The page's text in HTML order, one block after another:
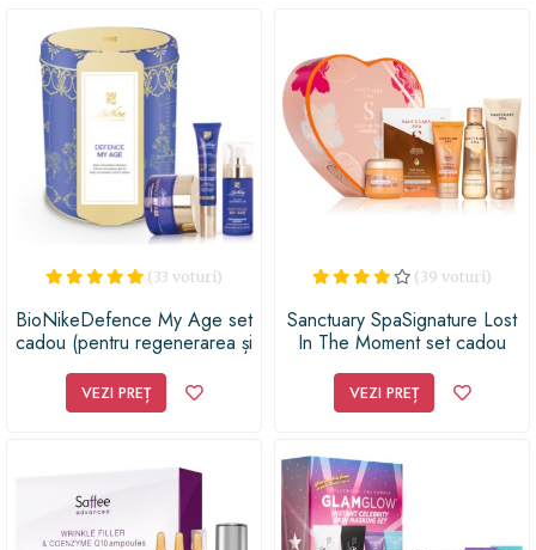
transformă într-un cocon de mătăsime și strălucire, ca
și cum ar fi fost atins de magia zodiei Rac. Așa că, dragă
prieten, dacă vrei să oferi un cadou părului cel drag, nu
căuta mai departe! Uleiul Tratament Reparator pentru
Par Deteriorat - Alfaparf Milano Semi Di Lino
Reconstruction SOS Emergency Oil este alegerea
perfectă pentru a-i aduce bucurie și sănătate. Fă-i acest
cadou și vei fi considerat un adevărat magician al
(33 voturi)
BioNikeDefence My Age set
cadou (pentru regenerarea și
VEZI PREȚ
(39 voturi)
Sanctuary SpaSignature Lost
In The Moment set cadou
VEZI PREȚ